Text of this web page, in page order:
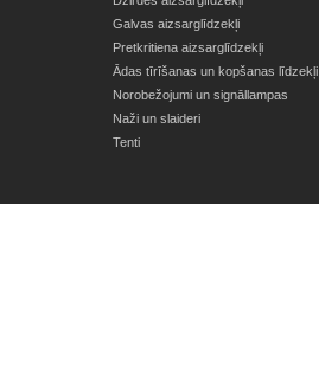
Galvas aizsarglīdzekļi
Pretkritiena aizsarglīdzekļi
Ādas tīrīšanas un kopšanas līdzekļi
Norobežojumi un signāllampas
Naži un slaideri
Tenti